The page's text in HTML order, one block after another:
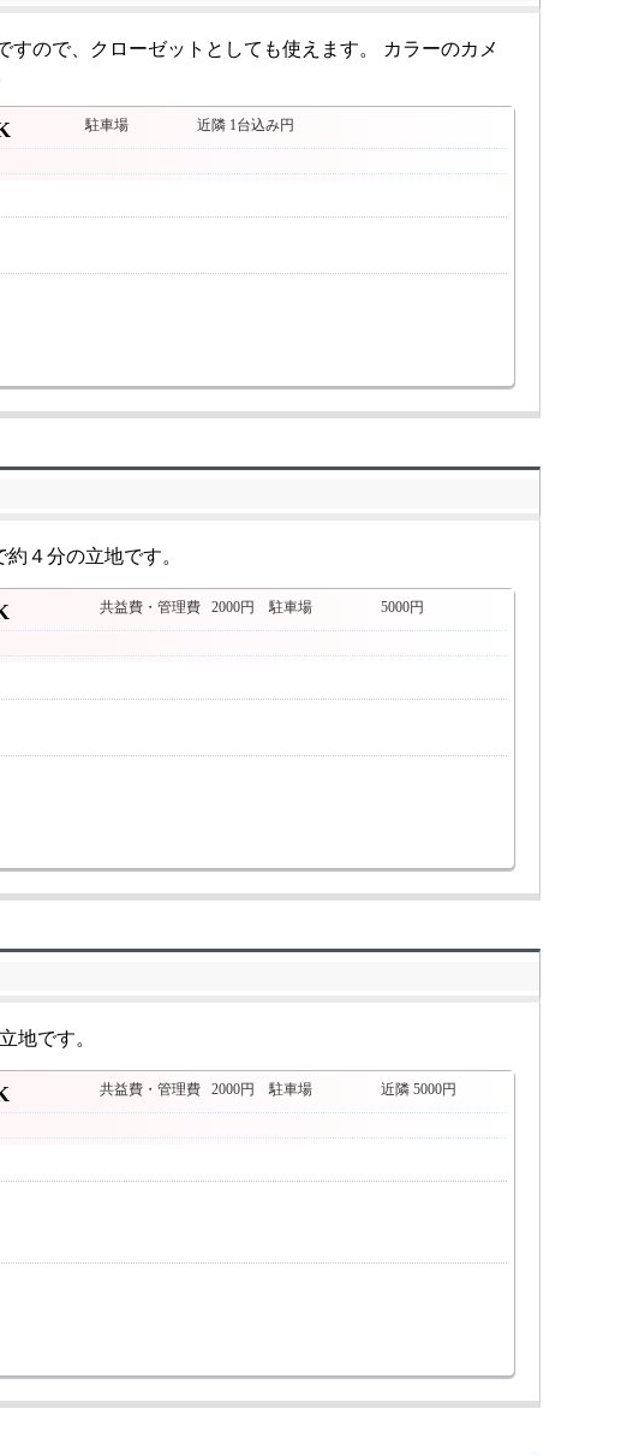
ので、クローゼットとしても使えます。 カラーのカメ
駐車場 近隣 1台込み円
４分の立地です。
共益費・管理費 2000円 駐車場 5000円
地です。
共益費・管理費 2000円 駐車場 近隣 5000円